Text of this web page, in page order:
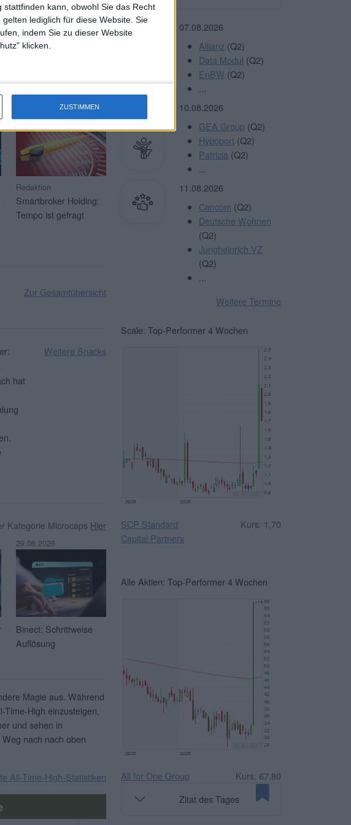
kann, obwohl Sie das Recht
lediglich für diese Website. Sie
indem Sie zu dieser Website
klicken.
ZUSTIMMEN
Weiterlesen
Klicken SieHIER
Redaktion
Smartbroker Holding:
Tempo ist gefragt
Zur Gesamtübersicht
hat
Weitere Snacks
Kategorie Microcaps Hier
29.06.2026
Binect: Schrittweise
Auflösung
Magie aus. Während
Time-High einzusteigen,
und sehen in
nach nach oben
All-Time-High-Statistiken
07.08.2026
Allianz (Q2)
Data Modul (Q2)
EnBW (Q2)
10.08.2026
GEA Group (Q2)
Hypoport (Q2)
Patrizia (Q2)
11.08.2026
Cancom (Q2)
Deutsche Wohnen
(Q2)
Jungheinrich VZ
(Q2)
Weitere Termine
Scale: Top-Performer 4 Wochen
SCP Standard
Capital Partners
Kurs: 1,70
Alle Aktien: Top-Performer 4 Wochen
All for One Group
Kurs: 67,80
Zitat des Tages